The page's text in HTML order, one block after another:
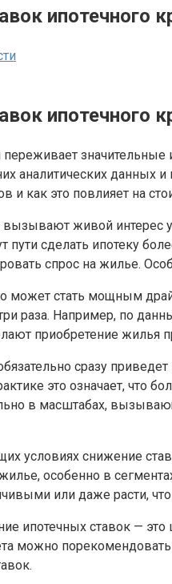
ипотечного
ипотечного
значительные
аналитических данных
и как это повлияет на
живой интерес
пути сделать ипотеку
спрос на жилье.
может стать мощным
раза. Например, по
приобретение
сразу
это означает,
в масштабах,
условиях снижение
особенно в
или даже расти,
ипотечных ставок —
можно